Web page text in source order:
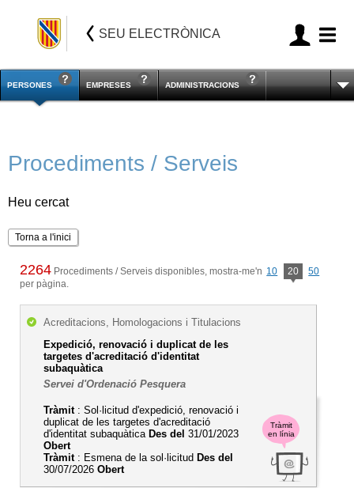
SEU ELECTRÒNICA
PERSONES EMPRESES ADMINISTRACIONS
Procediments / Serveis
Heu cercat
Torna a l'inici
2264 Procediments / Serveis disponibles, mostra-me'n 10 20
50
per pàgina.
Tràmit
en línia
Acreditacions, Homologacions i Titulacions
Expedició, renovació i duplicat de les
targetes d'acreditació d'identitat
subaquàtica
Servei d'Ordenació Pesquera
Tràmit: Sol·licitud d'expedició, renovació i
duplicat de les targetes d'acreditació
d'identitat subaquàtica Des del 31/01/2023
Obert
Tràmit: Esmena de la sol·licitud Des del
30/07/2026 Obert